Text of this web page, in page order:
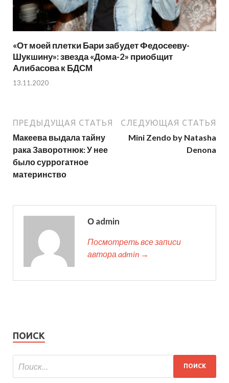
«От моей плетки Бари забудет Федосееву-
Шукшину»: звезда «Дома-2» приобщит
Алибасова к БДСМ
13.11.2020
ПРЕДЫДУЩАЯ СТАТЬЯ
Макеева выдала тайну
рака Заворотнюк: У нее
было суррогатное
материнство
СЛЕДУЮЩАЯ СТАТЬЯ
Mini Zendo by Natasha
Denona
О admin
Посмотреть все записи
автора admin →
ПОИСК